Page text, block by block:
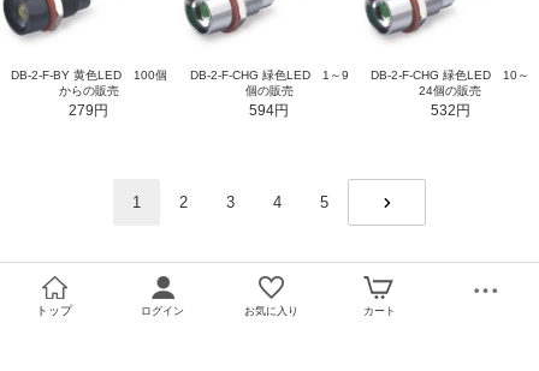
DB-2-F-BY 黄色LED 100個
からの販売
279円
DB-2-F-CHG 緑色LED 1～9
個の販売
594円
DB-2-F-CHG 緑色LED 10～
24個の販売
532円
1 2 3 4
5
トップ ログイン お気に入り カート